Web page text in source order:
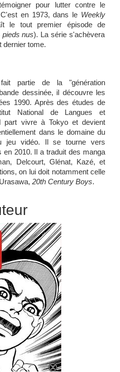
pour lutter contre le
en 1973, dans le Weekly
le tout premier épisode de
nus). La série s'achèvera
dernier tome.
partie de la "génération
dessinée, il découvre les
1990. Après des études de
National de Langues et
part vivre à Tokyo et devient
dans le domaine du
jeu vidéo. Il se tourne vers
en 2010. Il a traduit des manga
Delcourt, Glénat, Kazé, et
on lui doit notamment celle
20th Century Boys.